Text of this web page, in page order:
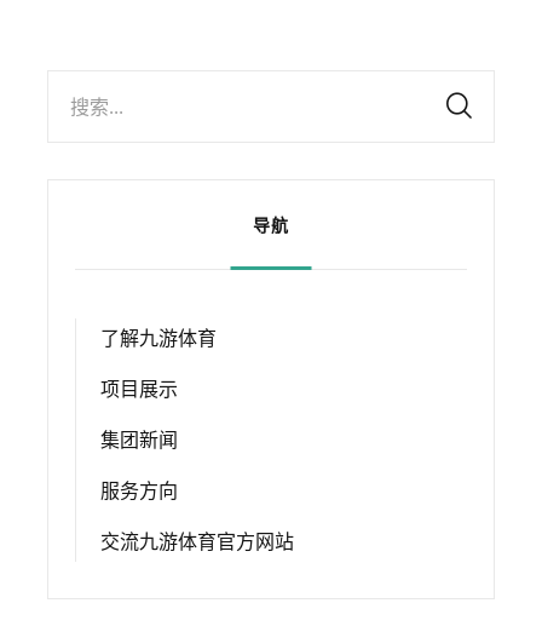
搜索...
导航
了解九游体育
项目展示
集团新闻
服务方向
交流九游体育官方网站